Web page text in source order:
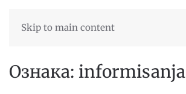
Skip to main content
Ознака: informisanja